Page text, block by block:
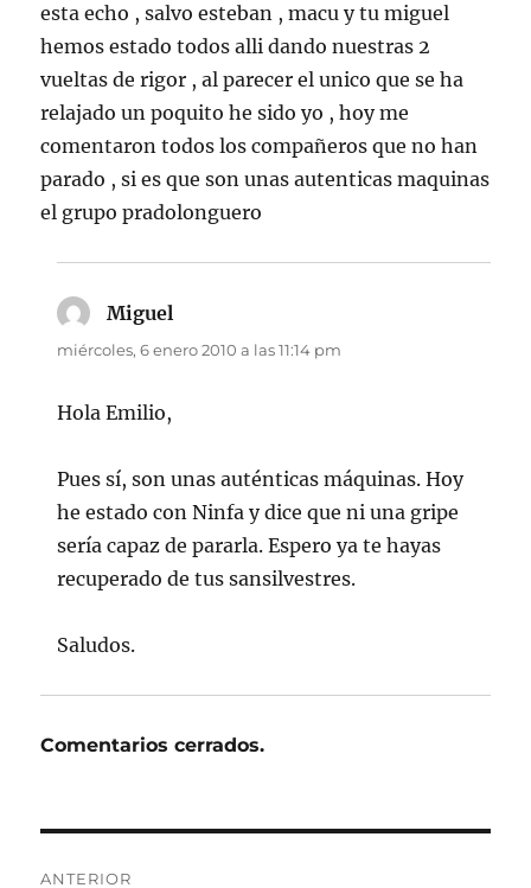
esta echo , salvo esteban , macu y tu miguel
hemos estado todos alli dando nuestras 2
vueltas de rigor , al parecer el unico que se ha
relajado un poquito he sido yo , hoy me
comentaron todos los compañeros que no han
parado , si es que son unas autenticas maquinas
el grupo pradolonguero
Miguel
miércoles, 6 enero 2010 a las 11:14 pm
Hola Emilio,
Pues sí, son unas auténticas máquinas. Hoy
he estado con Ninfa y dice que ni una gripe
sería capaz de pararla. Espero ya te hayas
recuperado de tus sansilvestres.
Saludos.
Comentarios cerrados.
ANTERIOR